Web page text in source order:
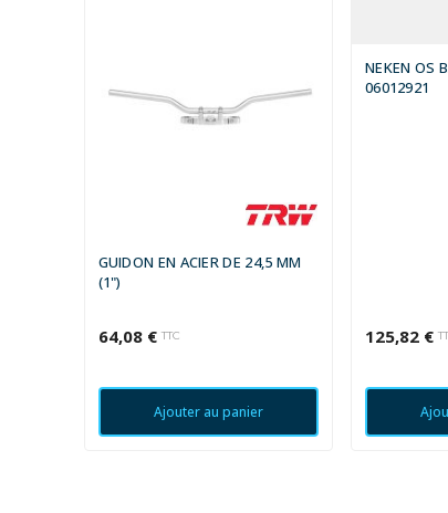
GUIDON EN ACIER DE 24,5 MM
(1")
64,08 € TTC
Ajouter au panier
NEKEN OS
06012921
125,82 €